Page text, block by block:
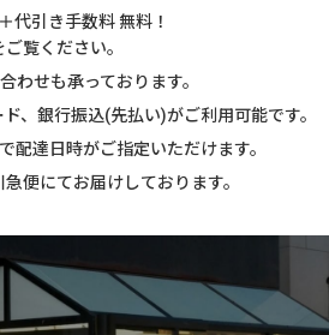
代引き手数料 無料！
ご覧ください。
わせも承っております。
、銀行振込(先払い)がご利用可能です。
配達日時がご指定いただけます。
便にてお届けしております。